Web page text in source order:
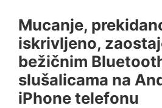
Mucanje,
iskrivljeno,
bežičnim
slušalicama na
iPhone telefonu